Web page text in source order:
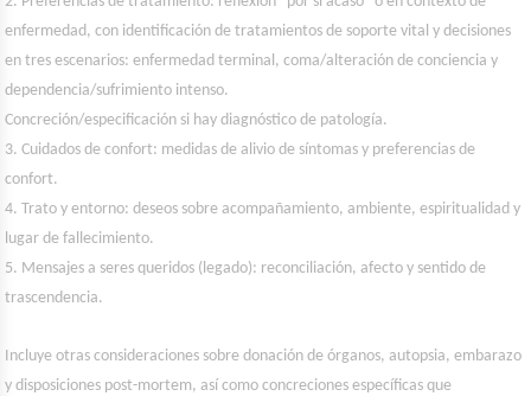
enfermedad, con identificación de tratamientos de soporte vital y decisiones
en tres escenarios: enfermedad terminal, coma/alteración de conciencia y
dependencia/sufrimiento intenso.
Concreción/especificación si hay diagnóstico de patología.
3. Cuidados de confort: medidas de alivio de síntomas y preferencias de
confort.
4. Trato y entorno: deseos sobre acompañamiento, ambiente, espiritualidad y
lugar de fallecimiento.
5. Mensajes a seres queridos (legado): reconciliación, afecto y sentido de
trascendencia.
Incluye otras consideraciones sobre donación de órganos, autopsia, embarazo
y disposiciones post-mortem, así como concreciones específicas que